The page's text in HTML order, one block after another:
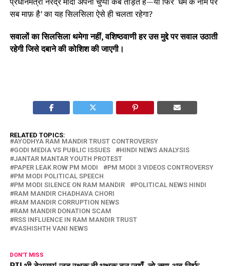
सब माफ़ है’ का यह सिलसिला ऐसे ही चलता रहेगा?
सवालों का सिलसिला थमेगा नहीं, वशिष्ठवाणी हर उस मुद्दे पर सवाल उठाती
रहेगी जिसे दबाने की कोशिश की जाएगी।
RELATED TOPICS:
AYODHYA RAM MANDIR TRUST CONTROVERSY
GODI MEDIA VS PUBLIC ISSUES
HINDI NEWS ANALYSIS
JANTAR MANTAR YOUTH PROTEST
PAPER LEAK ROW PM MODI
PM MODI 3 VIDEOS CONTROVERSY
PM MODI POLITICAL SPEECH
PM MODI SILENCE ON RAM MANDIR
POLITICAL NEWS HINDI
RAM MANDIR CHADHAVA CHORI
RAM MANDIR CORRUPTION NEWS
RAM MANDIR DONATION SCAM
RSS INFLUENCE IN RAM MANDIR TRUST
VASHISHTH VANI NEWS
DON'T MISS